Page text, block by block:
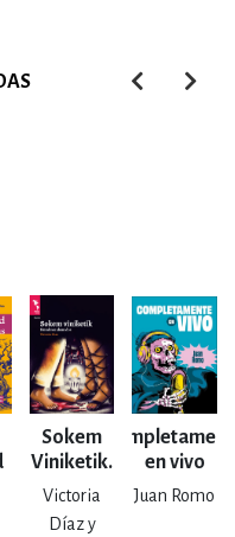
Sokem
Viniketik.
Hombres
absurdos
Victoria
Díaz y
en vivo
Juan Romo